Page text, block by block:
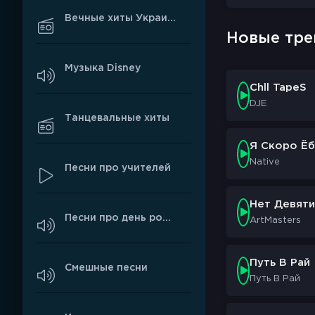
За руки вместе
Атлеты с
Атлеты с
Живут на море
От смеха и боли
И даже всерьез
Все это курьез
(Курьез!)
Новые
Chll TapeS
DJE
Я Скоро
Native
Нет Девяти
ArtMasters
Путь В Рай
Путь В Рай
Вечные хиты Украины
Музыка Disney
Танцевальные хиты
Песни про учителей
Песни про день рождения
Смешные песни